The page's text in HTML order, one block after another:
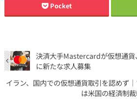
Pocket
決済大手Mastercardが仮想通
に新たな求人募集
イラン、国内での仮想通貨取引を認めず
は米国の経済制